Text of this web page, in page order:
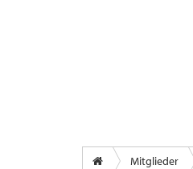
Mitglieder